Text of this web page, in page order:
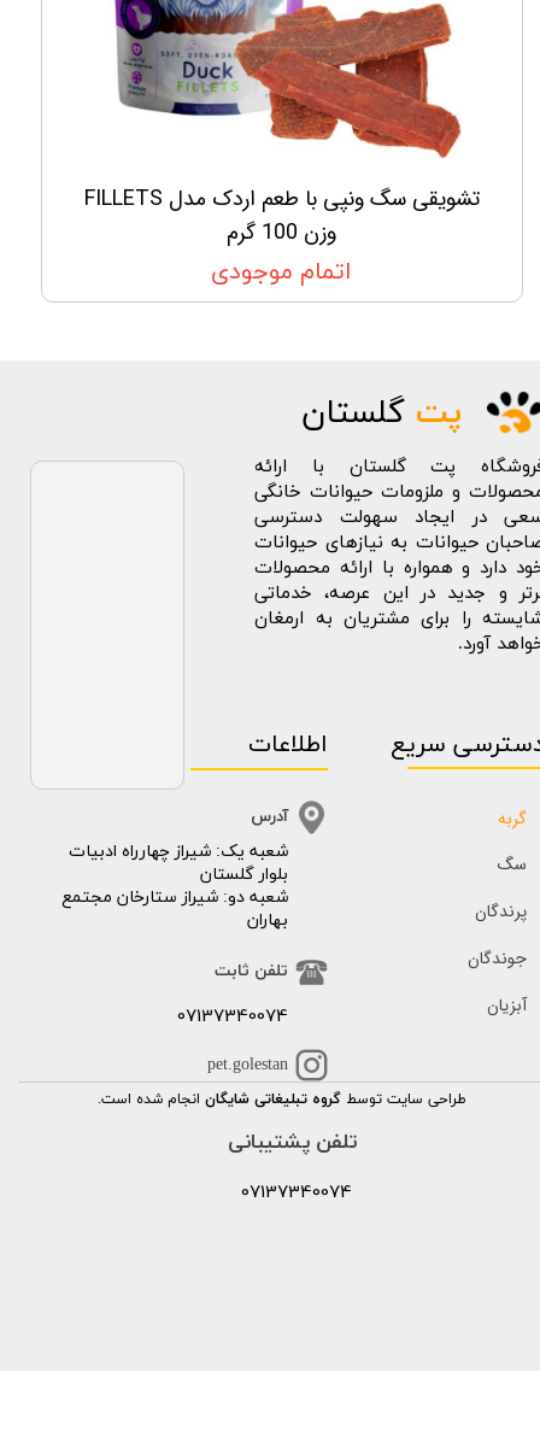
تشویقی سگ ونپی با طعم اردک مدل FILLETS
وزن 100 گرم
اتمام موجودی
پت گلستان
پت گلستان با ارائه
و ملزومات حیوانات خانگی
در ایجاد سهولت دسترسی
حیوانات به نیازهای حیوانات
دارد و همواره با ارائه محصولات
و جدید در این عرصه، خدماتی
را برای مشتریان به ارمغان
آورد.
سریع
گربه
سگ
پرندگان
جوندگان
آبزیان
​​شعبه یک: شیراز چهارراه ادبیات
بلوار گلستان
شعبه دو: شیراز ستارخان مجتمع
بهاران
اطلاعات
آدرس
تلفن ثابت
07137340074
pet.golestan
طراحی سایت توسط گروه تبلیغاتی شایگان انجام شده است.
تلفن پشتیبانی
07137340074